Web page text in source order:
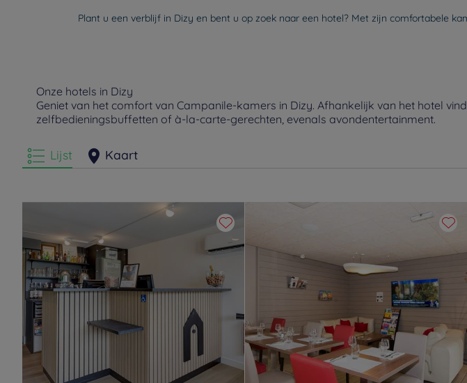
Plant u een verblijf in Dizy en bent u op zoek naar een hotel? Met zijn comfortabele
Onze hotels in Dizy
Geniet van het comfort van Campanile-kamers in Dizy. Afhankelijk van het hotel
zelfbedieningsbuffetten of à-la-carte-gerechten, evenals avondentertainment.
Lijst Kaart